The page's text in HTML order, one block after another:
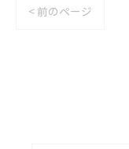
< 前のページ